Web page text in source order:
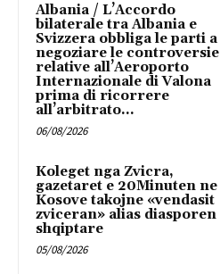
Albania / L’Accordo
bilaterale tra Albania e
Svizzera obbliga le parti a
negoziare le controversie
relative all’Aeroporto
Internazionale di Valona
prima di ricorrere
all’arbitrato...
06/08/2026
Koleget nga Zvicra,
gazetaret e 20Minuten ne
Kosove takojne «vendasit
zviceran» alias diasporen
shqiptare
05/08/2026